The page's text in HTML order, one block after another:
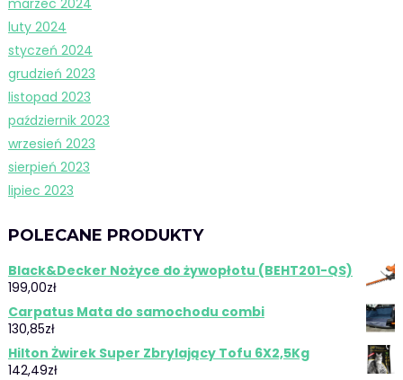
luty 2024
styczeń 2024
grudzień 2023
listopad 2023
październik 2023
wrzesień 2023
sierpień 2023
lipiec 2023
POLECANE PRODUKTY
Black&Decker Nożyce do żywopłotu (BEHT201-QS)
199,00zł
Carpatus Mata do samochodu combi
130,85zł
Hilton Żwirek Super Zbrylający Tofu 6X2,5Kg
142,49zł